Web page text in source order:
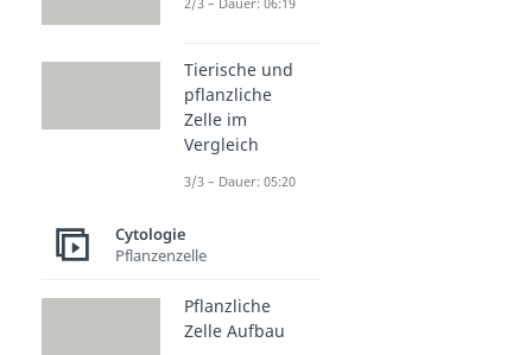
Tierische und
pflanzliche
Zelle im
Vergleich
3/3 – Dauer: 05:20
Cytologie
Pflanzenzelle
Pflanzliche
Zelle Aufbau